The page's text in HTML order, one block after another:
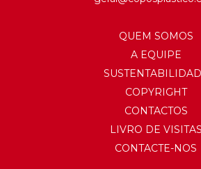
QUEM SOMOS
A EQUIPE
COPYRIGHT
CONTACTOS
LIVRO DE VISITAS
CONTACTE-NOS